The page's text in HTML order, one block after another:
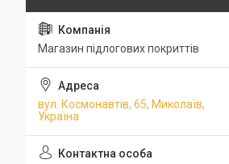
Магазин підлогових покриттів
вул. Космонавтів, 65, Миколаїв,
Україна